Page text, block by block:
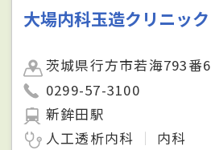
大場内科玉造クリニック
茨城県行方市若海793番6
0299-57-3100
新鉾田駅
人工透析内科
内科